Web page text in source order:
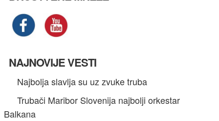
NAJNOVIJE VESTI
Najbolja slavlja su uz zvuke truba
Trubači Maribor Slovenija najbolji orkestar
Balkana